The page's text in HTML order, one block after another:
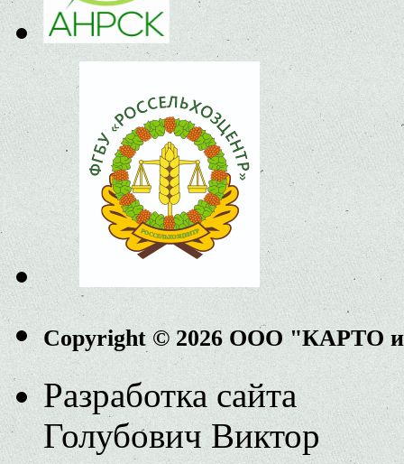
Copyright © 2026 ООО "КАРТО
Разработка сайта
Голубович Виктор